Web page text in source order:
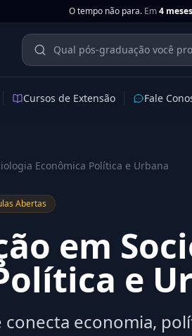
O tempo não para. Em4 meses
Cursos de Extensão Fale
Econômica Política e Urbana
Abertas
em
e
conecta economia,